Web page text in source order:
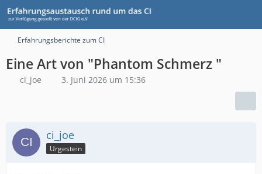
Erfahrungsberichte zum CI
Eine Art von "Phantom Schmerz "
ci_joe 3. Juni 2026 um 15:36
ci_joe
Urgestein